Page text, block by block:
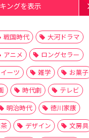
ングを表示
戦国時代
大河ドラマ
アニメ
ロングセラー
ーツ 雑学
お菓子
時代劇
テレビ
明治時代
徳川家康
デザイン
文房具